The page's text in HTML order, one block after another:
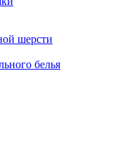
шерсти
белья